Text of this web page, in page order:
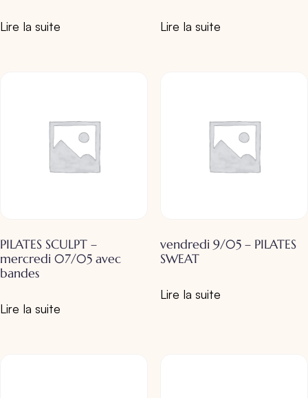
Lire la suite Lire la suite
PILATES SCULPT –
mercredi 07/05 avec
bandes
Lire la suite
vendredi 9/05 – PILATES
SWEAT
Lire la suite